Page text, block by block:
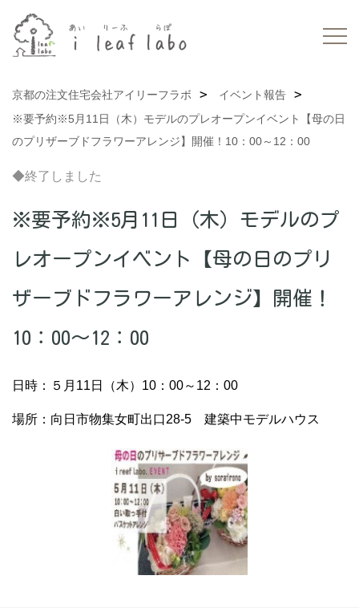
京都の注文住宅会社アイリーフラボ
イベント報告
※要予約※5月11日（木）モデルのプレオープンイベント【母の日
のプリザーブドフラワーアレンジ】開催！10：00～12：00
◆終了しました
※要予約※5月11日（木）モデルのプ
レオープンイベント【母の日のプリ
ザーブドフラワーアレンジ】開催！
10：00～12：00
日時：５月11日（木）10：00～12：00
場所：向日市物集女町出口28-5 建築中モデルハウス